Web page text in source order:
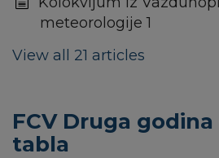
meteorologije 1
View all 21 articles
FCV Druga
tabla